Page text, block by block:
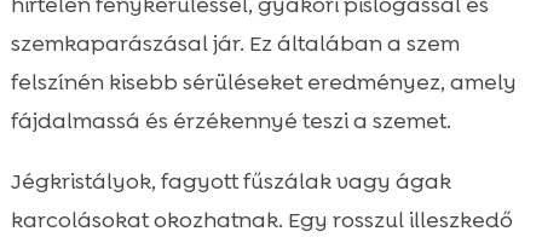
szemkaparászásal jár. Ez általában a szem
felszínén kisebb sérüléseket eredményez, amely
fájdalmassá és érzékennyé teszi a szemet.
Jégkristályok, fagyott fűszálak vagy ágak
karcolásokat okozhatnak. Egy rosszul illeszkedő